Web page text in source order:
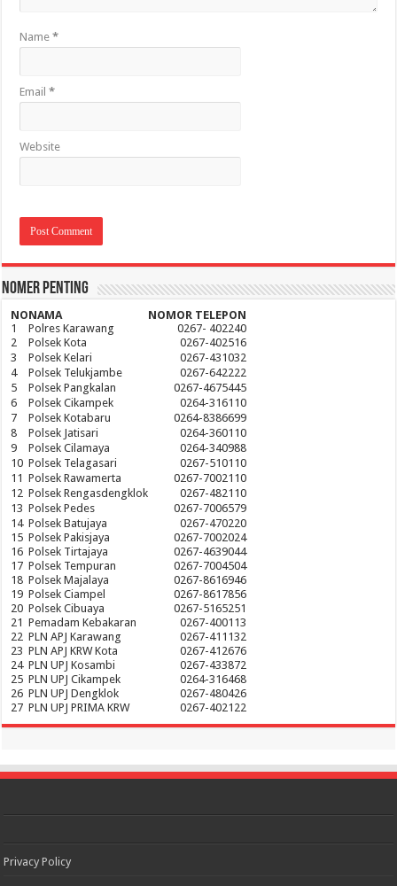
Name*
Email*
Website
Nomer Penting
NONAMA
NOMOR TELEPON
1
Polres Karawang
0267- 402240
2
Polsek Kota
0267-402516
3
Polsek Kelari
0267-431032
4
Polsek Telukjambe
0267-642222
5
Polsek Pangkalan
0267-4675445
6
Polsek Cikampek
0264-316110
7
Polsek Kotabaru
0264-8386699
8
Polsek Jatisari
0264-360110
9
Polsek Cilamaya
0264-340988
10 Polsek Telagasari
0267-510110
11 Polsek Rawamerta
0267-7002110
12 Polsek Rengasdengklok
0267-482110
13 Polsek Pedes
0267-7006579
14 Polsek Batujaya
0267-470220
15 Polsek Pakisjaya
0267-7002024
16 Polsek Tirtajaya
0267-4639044
17 Polsek Tempuran
0267-7004504
18 Polsek Majalaya
0267-8616946
19 Polsek Ciampel
0267-8617856
20 Polsek Cibuaya
0267-5165251
21 Pemadam Kebakaran
0267-400113
22 PLN APJ Karawang
0267-411132
23 PLN APJ KRW Kota
0267-412676
24 PLN UPJ Kosambi
0267-433872
25 PLN UPJ Cikampek
0264-316468
26 PLN UPJ Dengklok
0267-480426
27 PLN UPJ PRIMA KRW 0267-402122
Privacy Policy